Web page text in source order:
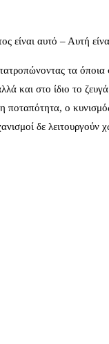
είναι αυτό – Αυτή
τα
και στο ίδιο το
ποταπότητα, ο
δε